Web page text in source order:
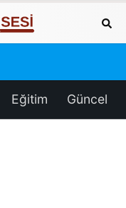
Eğitim Güncel